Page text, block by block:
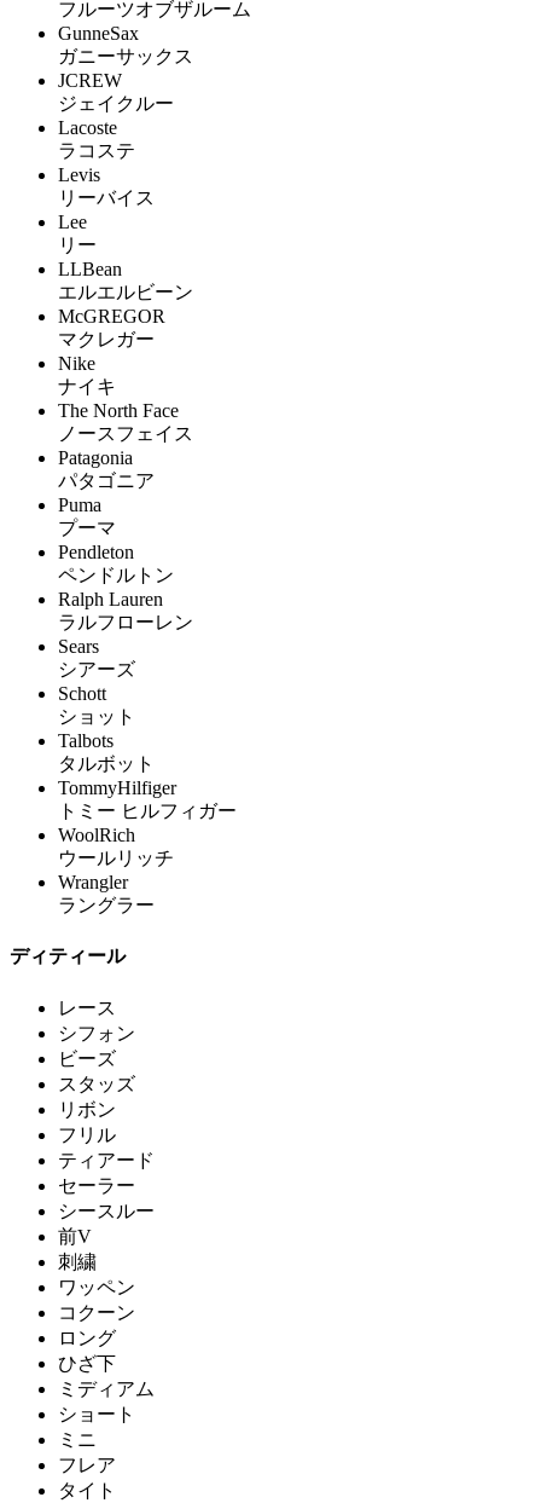
フルーツオブザルーム
GunneSax
ガニーサックス
JCREW
ジェイクルー
Lacoste
ラコステ
Levis
リーバイス
Lee
リー
LLBean
エルエルビーン
McGREGOR
マクレガー
Nike
ナイキ
The North Face
ノースフェイス
Patagonia
パタゴニア
Puma
プーマ
Pendleton
ペンドルトン
Ralph Lauren
ラルフローレン
Sears
シアーズ
Schott
ショット
Talbots
タルボット
TommyHilfiger
トミー ヒルフィガー
WoolRich
ウールリッチ
Wrangler
ラングラー
ディティール
レース
シフォン
ビーズ
スタッズ
リボン
フリル
ティアード
セーラー
シースルー
前V
刺繍
ワッペン
コクーン
ロング
ひざ下
ミディアム
ショート
ミニ
フレア
タイト